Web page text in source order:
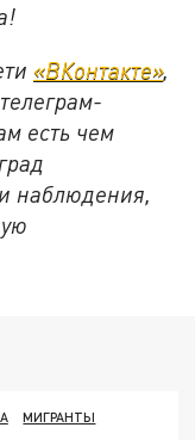
«ВКонтакте»,
есть чем
наблюдения,
МИГРАНТЫ